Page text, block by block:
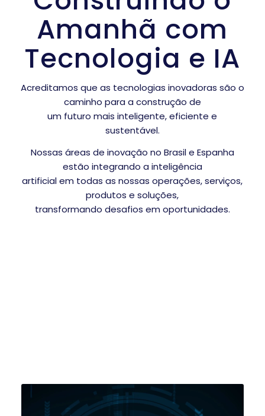
Amanhã com
Tecnologia e IA
Acreditamos que as tecnologias inovadoras são o
caminho para a construção de
um futuro mais inteligente, eficiente e
sustentável.
Nossas áreas de inovação no Brasil e Espanha
estão integrando a inteligência
artificial em todas as nossas operações, serviços,
produtos e soluções,
transformando desafios em oportunidades.